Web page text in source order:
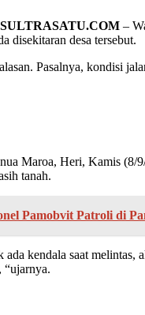
–
disekitaran desa tersebut.
Pasalnya, kondisi
Maroa, Heri, Kamis (8/
tanah.
Pamobvit Patroli di
ada kendala saat
“ujarnya.